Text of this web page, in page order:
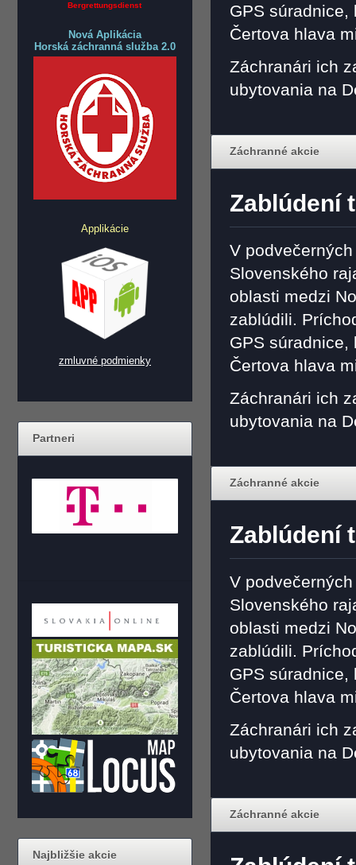
Bergrettungsdienst
Nová Aplikácia
Horská záchranná služba 2.0
Applikácie
zmluvné podmienky
Partneri
Najbližšie akcie
GPS
Čertova hlava
Záchranári ich
ubytovania na
Záchranné akcie
Zablúdení
V
Slovenského
oblasti medzi
zablúdili.
GPS
Čertova hlava
Záchranári ich
ubytovania na
Záchranné akcie
Zablúdení
V
Slovenského
oblasti medzi
zablúdili.
GPS
Čertova hlava
Záchranári ich
ubytovania na
Záchranné akcie